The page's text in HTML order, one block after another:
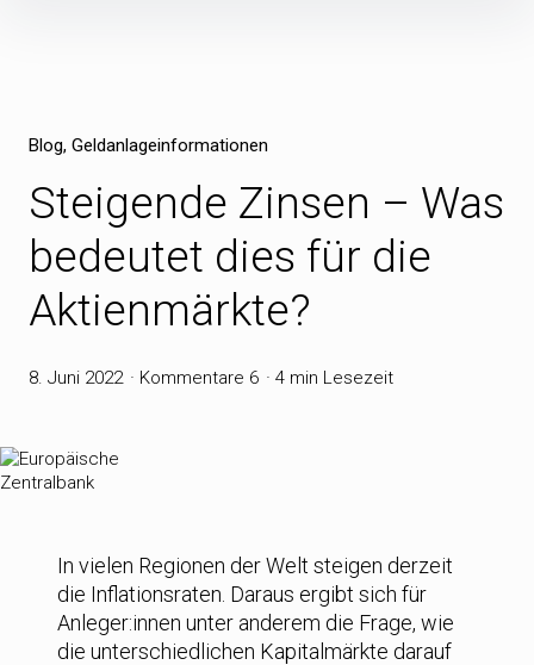
Blog Geldanlageinformationen
Steigende Zinsen – Was
bedeutet dies für die
Aktienmärkte?
8. Juni 2022 Kommentare 6 4 min Lesezeit
In vielen Regionen der Welt steigen derzeit
die Inflationsraten. Daraus ergibt sich für
Anleger:innen unter anderem die Frage, wie
die unterschiedlichen Kapitalmärkte darauf